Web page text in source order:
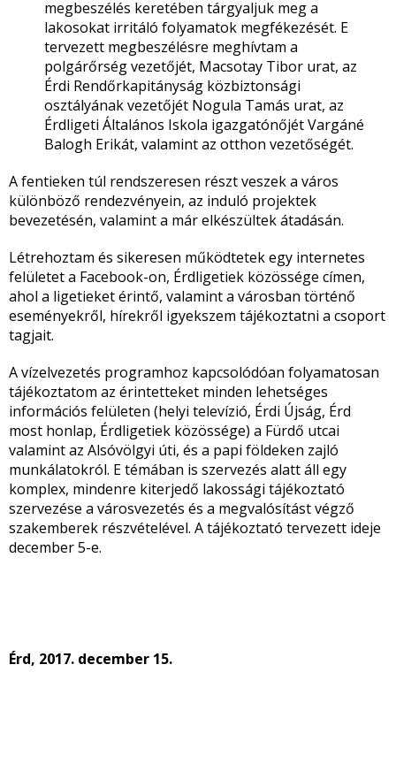
megbeszélés keretében tárgyaljuk meg a
lakosokat irritáló folyamatok megfékezését. E
tervezett megbeszélésre meghívtam a
polgárőrség vezetőjét, Macsotay Tibor urat, az
Érdi Rendőrkapitányság közbiztonsági
osztályának vezetőjét Nogula Tamás urat, az
Érdligeti Általános Iskola igazgatónőjét Vargáné
Balogh Erikát, valamint az otthon vezetőségét.
A fentieken túl rendszeresen részt veszek a város
különböző rendezvényein, az induló projektek
bevezetésén, valamint a már elkészültek átadásán.
Létrehoztam és sikeresen működtetek egy internetes
felületet a Facebook-on, Érdligetiek közössége címen,
ahol a ligetieket érintő, valamint a városban történő
eseményekről, hírekről igyekszem tájékoztatni a csoport
tagjait.
A vízelvezetés programhoz kapcsolódóan folyamatosan
tájékoztatom az érintetteket minden lehetséges
információs felületen (helyi televízió, Érdi Újság, Érd
most honlap, Érdligetiek közössége) a Fürdő utcai
valamint az Alsóvölgyi úti, és a papi földeken zajló
munkálatokról. E témában is szervezés alatt áll egy
komplex, mindenre kiterjedő lakossági tájékoztató
szervezése a városvezetés és a megvalósítást végző
szakemberek részvételével. A tájékoztató tervezett ideje
december 5-e.
Érd, 2017. december 15.